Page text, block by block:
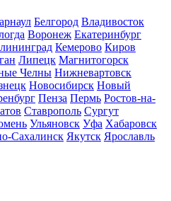
Белгород Владивосток
Воронеж Екатеринбург
Кемерово Киров
Липецк Магнитогорск
Челны Нижневартовск
Новосибирск Новый
Пенза Пермь Ростов-на-
Ставрополь Сургут
Ульяновск Уфа Хабаровск
Сахалинск Якутск Ярославль